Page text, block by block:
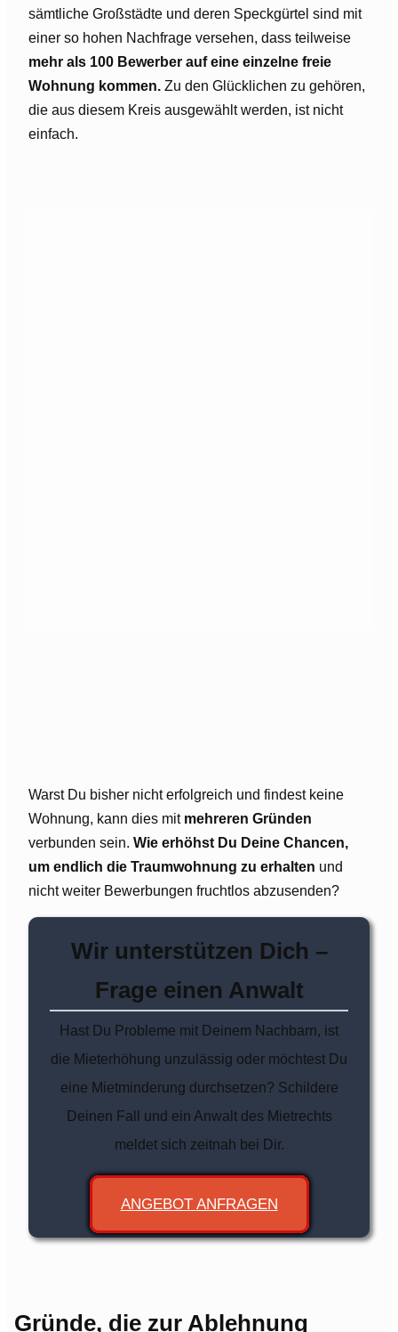
sämtliche Großstädte und deren Speckgürtel sind mit
einer so hohen Nachfrage versehen, dass teilweise
mehr als 100 Bewerber auf eine einzelne freie
Wohnung kommen. Zu den Glücklichen zu gehören,
die aus diesem Kreis ausgewählt werden, ist nicht
einfach.
Warst Du bisher nicht erfolgreich und findest keine
Wohnung, kann dies mit mehreren Gründen
verbunden sein. Wie erhöhst Du Deine Chancen,
um endlich die Traumwohnung zu erhalten und
nicht weiter Bewerbungen fruchtlos abzusenden?
Wir unterstützen Dich –
Frage einen Anwalt
Hast Du Probleme mit Deinem Nachbarn, ist
die Mieterhöhung unzulässig oder möchtest Du
eine Mietminderung durchsetzen? Schildere
Deinen Fall und ein Anwalt des Mietrechts
meldet sich zeitnah bei Dir.
ANGEBOT ANFRAGEN
Gründe, die zur Ablehnung